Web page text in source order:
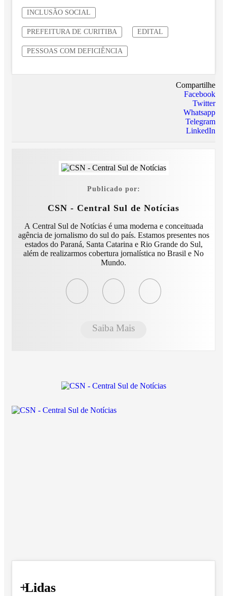
INCLUSÃO SOCIAL
PREFEITURA DE CURITIBA EDITAL
PESSOAS COM DEFICIÊNCIA
Compartilhe
Facebook
Twitter
Whatsapp
Telegram
LinkedIn
Publicado por:
CSN - Central Sul de Notícias
A Central Sul de Notícias é uma moderna e conceituada
agência de jornalismo do sul do país. Estamos presentes nos
estados do Paraná, Santa Catarina e Rio Grande do Sul,
além de realizarmos cobertura jornalística no Brasil e No
Mundo.
Saiba Mais
+
Lidas